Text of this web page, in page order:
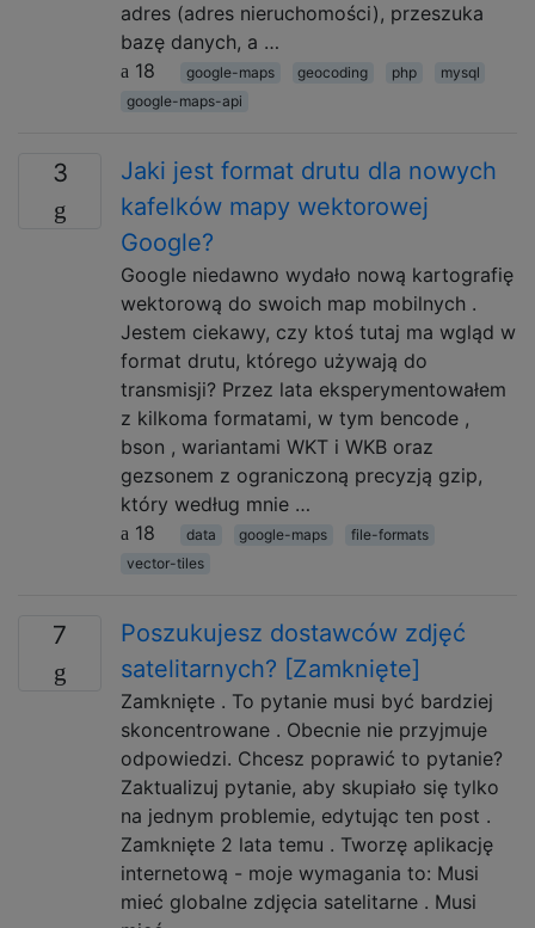
adres (adres nieruchomości), przeszuka
bazę danych, a …
18
google-maps geocoding php
mysql
google-maps-api
3
Jaki jest format drutu dla nowych
kafelków mapy wektorowej
Google?
Google niedawno wydało nową kartografię
wektorową do swoich map mobilnych .
Jestem ciekawy, czy ktoś tutaj ma wgląd w
format drutu, którego używają do
transmisji? Przez lata eksperymentowałem
z kilkoma formatami, w tym bencode ,
bson , wariantami WKT i WKB oraz
gezsonem z ograniczoną precyzją gzip,
który według mnie …
18
data google-maps
file-formats
vector-tiles
7
Poszukujesz dostawców zdjęć
satelitarnych? [Zamknięte]
Zamknięte . To pytanie musi być bardziej
skoncentrowane . Obecnie nie przyjmuje
odpowiedzi. Chcesz poprawić to pytanie?
Zaktualizuj pytanie, aby skupiało się tylko
na jednym problemie, edytując ten post .
Zamknięte 2 lata temu . Tworzę aplikację
internetową - moje wymagania to: Musi
mieć globalne zdjęcia satelitarne . Musi